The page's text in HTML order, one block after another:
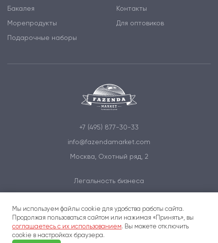
Бакалея
Морепродукты
Подарочные наборы
Контакты
Для оптовиков
+7 (495) 877-30-33
info@fazendamarket.com
Москва, Охотный ряд, 2
Легальность бизнеса
Условия и соглашения
Мы используем файлы cookie для удобства работы сайта.
Продолжая пользоваться сайтом или нажимая «Принять», вы
соглашаетесь с их использованием. Вы можете отключить
cookie в настройках браузера.